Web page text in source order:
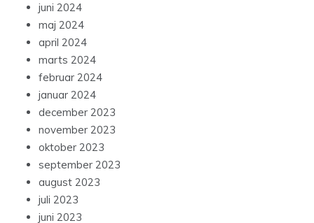
juni 2024
maj 2024
april 2024
marts 2024
februar 2024
januar 2024
december 2023
november 2023
oktober 2023
september 2023
august 2023
juli 2023
juni 2023